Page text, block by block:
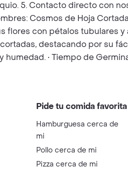
5. Contacto directo con
Cosmos de Hoja
flores con pétalos tubulares
destacando por su
• Tiempo de
Pide tu comida
Hamburguesa cerca de
mi
Pollo cerca de mi
Pizza cerca de mi